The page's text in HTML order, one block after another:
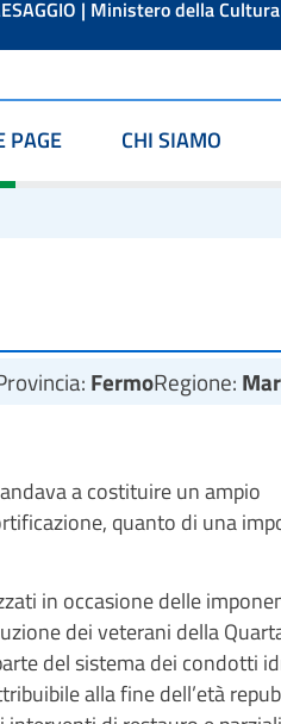
| Ministero della Cultura
PAGE CHI SIAMO
FermoRegione:
a costituire un ampio
quanto di una
in occasione delle
dei veterani della
del sistema dei condotti
alla fine dell’età